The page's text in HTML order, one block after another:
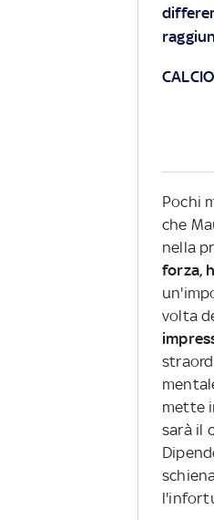
Pochi
che
nella
forza,
volta
mette
sarà il